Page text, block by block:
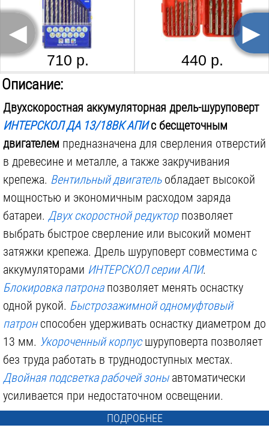
Ступеней закручивания:
19шт.
Ударный режим:
нет
Размер патрона:
Тип патрона:
быстрозажимной
Наличие подсветки:
Аккумуляторов в комплекте:
0 шт.
Комплектуется фонарём:
нет
Вес инструмента:
1.6кг
710 р. 440 р.
40 р. 95 р.
◄ ►
Описание:
Двухскоростная аккумуляторная дрель-шуруповерт
ИНТЕРСКОЛ ДА 13/18ВК АПИс бесщеточным
двигателем предназначена для сверления отверстий
в древесине и металле, а также закручивания
крепежа. Вентильный двигательобладает высокой
мощностью и экономичным расходом заряда
батареи. Двух скоростной редукторпозволяет
выбрать быстрое сверление или высокий момент
затяжки крепежа. Дрель шуруповерт совместима с
аккумуляторами ИНТЕРСКОЛ серии АПИ.
Блокировка патронапозволяет менять оснастку
одной рукой. Быстрозажимной одномуфтовый
патронспособен удерживать оснастку диаметром до
13 мм. Укороченный корпусшуруповерта позволяет
без труда работать в труднодоступных местах.
Двойная подсветка рабочей зоныавтоматически
усиливается при недостаточном освещении.
ПОДРОБНЕЕ